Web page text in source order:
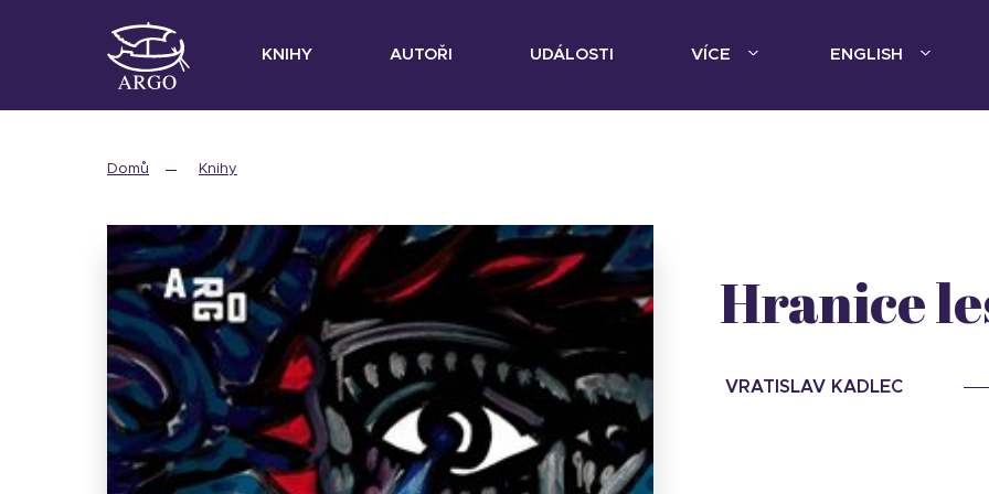
KNIHY AUTOŘI UDÁLOSTI VÍCE ENGLISH
Domů Knihy
Hranice
VRATISLAV KADLEC